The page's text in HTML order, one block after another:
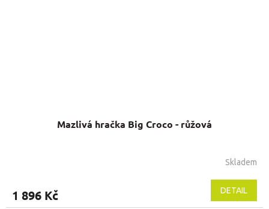
Mazlivá hračka Big Croco - růžová
Skladem
1 896 Kč DETAIL